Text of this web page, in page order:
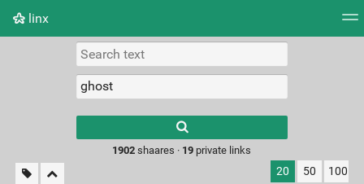
linx
Picture wall
results.
1902 shaares · 19 private links
20 50 100